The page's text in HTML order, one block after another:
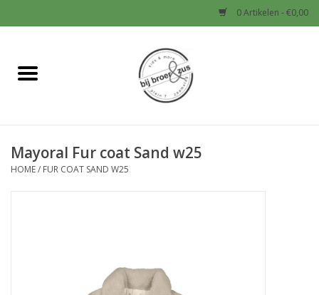
0 Artikelen - €0,00
Home
Baby
Mayoral Fur coat Sand w25
HOME/ FUR COAT SAND W25